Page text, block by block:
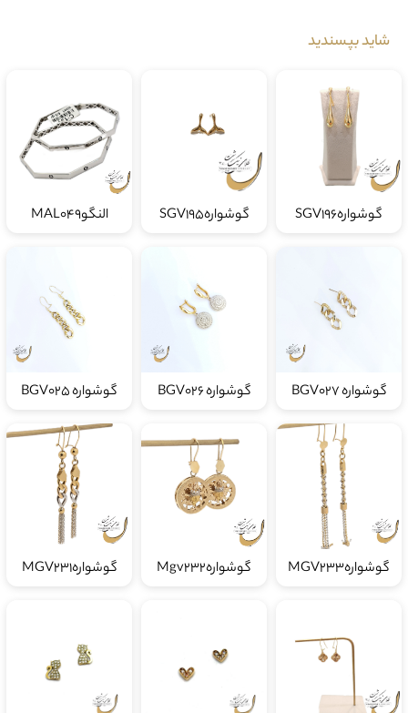
شاید بپسندید
گوشوارهSGV196 گوشوارهSGV195 النگوMAL049
گوشواره BGV027 گوشواره BGV026 گوشواره BGV025
گوشوارهMGV233 گوشوارهMgv232 گوشوارهMGV231